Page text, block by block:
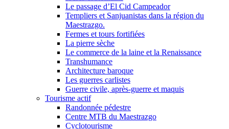
Le passage d’El Cid Campeador
Templiers et Sanjuanistas dans la région du
Maestrazgo.
Fermes et tours fortifiées
La pierre sèche
Le commerce de la laine et la Renaissance
Transhumance
Architecture baroque
Les guerres carlistes
Guerre civile, après-guerre et maquis
Tourisme actif
Randonnée pédestre
Centre MTB du Maestrazgo
Cyclotourisme